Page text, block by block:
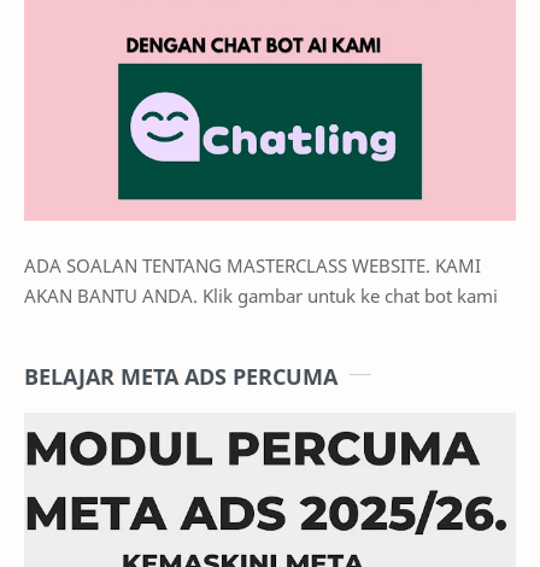
ADA SOALAN TENTANG MASTERCLASS WEBSITE. KAMI
AKAN BANTU ANDA. Klik gambar untuk ke chat bot kami
BELAJAR META ADS PERCUMA